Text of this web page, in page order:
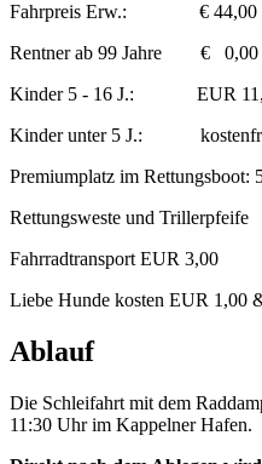
Fahrpreis Erw.: € 44,00
Rentner ab 99 Jahre € 0,00
Kinder 5 - 16 J.: EUR
Kinder unter 5 J.:
Premiumplatz im Rettungsboot:
Rettungsweste und Trillerpfeife
Fahrradtransport EUR 3,00
Liebe Hunde kosten EUR 1,00
Ablauf
Die Schleifahrt mit dem
11:30 Uhr im Kappelner Hafen.